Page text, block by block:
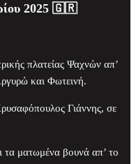
2025 🇬🇷
πλατείας Ψαχνών απ’
και Φωτεινή.
Γιάννης, σε
ματωμένα βουνά απ’ το